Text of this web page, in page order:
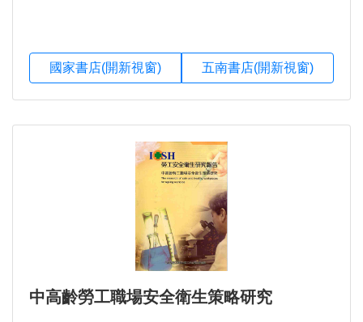
國家書店(開新視窗) 五南書店(開新視窗)
中高齡勞工職場安全衛生策略研究